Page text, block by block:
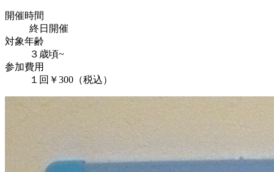
開催時間
終日開催
対象年齢
３歳頃~
参加費用
１回￥300（税込）